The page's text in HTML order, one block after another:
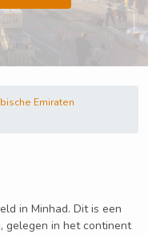
Emiraten
in Minhad. Dit is een
gelegen in het continent